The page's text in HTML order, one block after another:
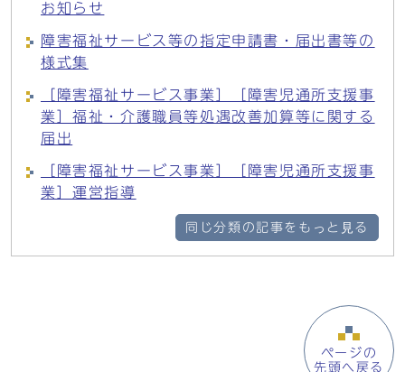
お知らせ
障害福祉サービス等の指定申請書・届出書等の
様式集
［障害福祉サービス事業］［障害児通所支援事
業］福祉・介護職員等処遇改善加算等に関する
届出
［障害福祉サービス事業］［障害児通所支援事
業］運営指導
同じ分類の記事をもっと見る
ページの
先頭へ戻る